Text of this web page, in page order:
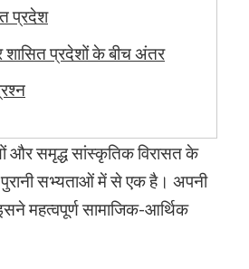
प्रदेश
प्रदेशों के बीच अंतर
और समृद्ध सांस्कृतिक विरासत के
सभ्यताओं में से एक है। अपनी
महत्वपूर्ण सामाजिक-आर्थिक